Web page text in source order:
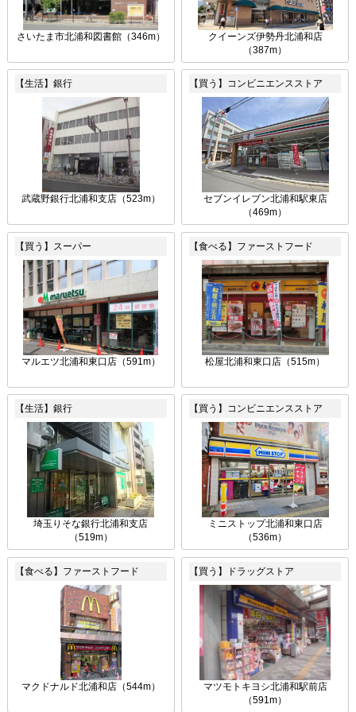
さいたま市北浦和図書館（346m）
クイーンズ伊勢丹北浦和店
（387m）
【生活】銀行
武蔵野銀行北浦和支店（523m）
【買う】コンビニエンスストア
セブンイレブン北浦和駅東店
（469m）
【買う】スーパー
マルエツ北浦和東口店（591m）
【食べる】ファーストフード
松屋北浦和東口店（515m）
【生活】銀行
埼玉りそな銀行北浦和支店
（519m）
【買う】コンビニエンスストア
ミニストップ北浦和東口店
（536m）
【食べる】ファーストフード
マクドナルド北浦和店（544m）
【買う】ドラッグストア
マツモトキヨシ北浦和駅前店
（591m）